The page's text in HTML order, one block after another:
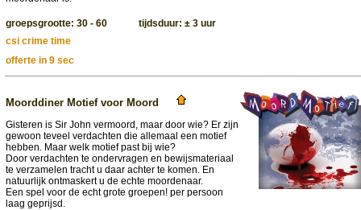
groepsgrootte: 30 - 60 tijdsduur: ± 3 uur
csi crime time
offerte in 9 sec
Moorddiner Motief voor Moord
Gisteren is Sir John vermoord, maar door wie? Er zijn
gewoon teveel verdachten die allemaal een motief
hebben. Maar welk motief past bij wie?
Door verdachten te ondervragen en bewijsmateriaal
te verzamelen tracht u daar achter te komen. En
natuurlijk ontmaskert u de echte moordenaar.
Een spel voor de echt grote groepen! per persoon
laag geprijsd.